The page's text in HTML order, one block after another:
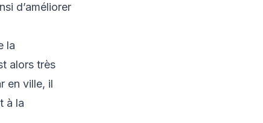
d’améliorer
la
alors très
en ville, il
à la